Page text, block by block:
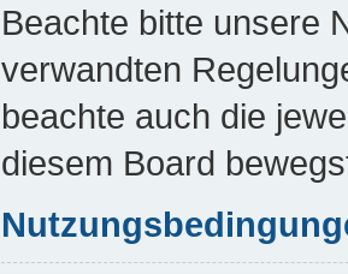
Beachte bitte unsere
verwandten
beachte auch die
diesem Board